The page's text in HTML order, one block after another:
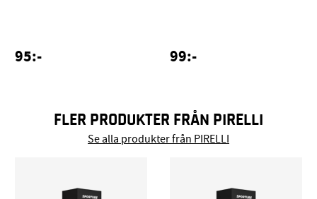
95:- 99:-
FLER PRODUKTER FRÅN PIRELLI
Se alla produkter från PIRELLI